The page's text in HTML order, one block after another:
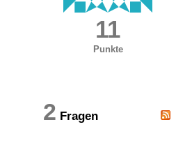
11
Punkte
2 Fragen